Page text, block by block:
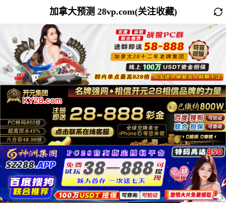
加拿大预测 28vp.com(关注收藏)